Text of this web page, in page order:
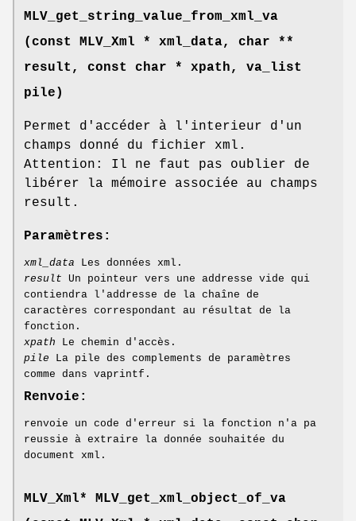
MLV_get_string_value_from_xml_va
(const MLV_Xml * xml_data, char **
result, const char * xpath, va_list
pile)
Permet d'accéder à l'interieur d'un
champs donné du fichier xml.
Attention: Il ne faut pas oublier de
libérer la mémoire associée au champs
result.
Paramètres:
xml_data Les données xml.
result Un pointeur vers une addresse vide qui
contiendra l'addresse de la chaîne de
caractères correspondant au résultat de la
fonction.
xpath Le chemin d'accès.
pile La pile des complements de paramètres
comme dans vaprintf.
Renvoie:
renvoie un code d'erreur si la fonction n'a pa
reussie à extraire la donnée souhaitée du
document xml.
MLV_Xml* MLV_get_xml_object_of_va